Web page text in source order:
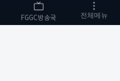
FGGC방송국 전체메뉴